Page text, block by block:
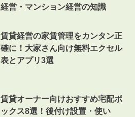
経営・マンション経営の知識
賃貸経営の家賃管理をカンタン正
確に！大家さん向け無料エクセル
表とアプリ3選
賃貸オーナー向けおすすめ宅配ボ
ックス8選！後付け設置・使い